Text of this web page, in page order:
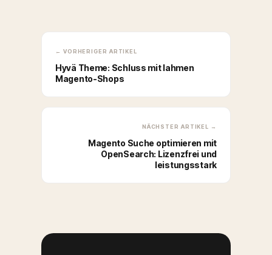
← VORHERIGER ARTIKEL
Hyvä Theme: Schluss mit lahmen
Magento-Shops
NÄCHSTER ARTIKEL →
Magento Suche optimieren mit
OpenSearch: Lizenzfrei und
leistungsstark